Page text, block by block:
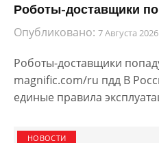
Роботы-доставщики
Опубликовано: 7 Августа 2026
Роботы-доставщики
magnific.com/ru пдд В
единые правила
НОВОСТИ